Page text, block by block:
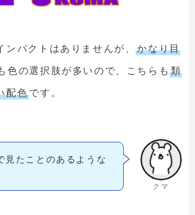
ンパクトはありませんが、かなり目
色の選択肢が多いので、こちらも類
配色です。
クマ
見たことのあるような